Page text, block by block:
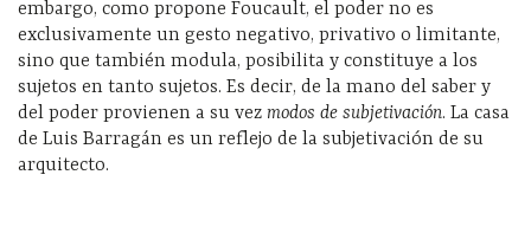
embargo, como propone Foucault, el poder no es
exclusivamente un gesto negativo, privativo o limitante,
sino que también modula, posibilita y constituye a los
sujetos en tanto sujetos. Es decir, de la mano del saber y
del poder provienen a su vez modos de subjetivación. La casa
de Luis Barragán es un reflejo de la subjetivación de su
arquitecto.